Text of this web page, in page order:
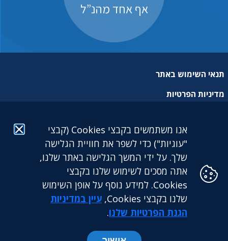
אף אחד מהנ”ל
תנאי השימוש באתר
מדיניות הפרטיות
הצהרת נגישות
גילעד גמלאות לעובדים דתיים בע"מ: מגדל הכשרת היישוב (קומה
פקס: 03-5765891
אנו משתמשים בקבצי Cookies (קבצי
"עוגיות") כדי לשפר את חוויית הגלישה
שלך. על ידי המשך הגלישה באתר שלנו,
אתה מסכים לשימוש שלנו בקבצי
Cookies. למידע נוסף על אופן השימוש
שלנו בקבצי Cookies,
עיין במדיניות
הגנת הפרטיות שלנו.